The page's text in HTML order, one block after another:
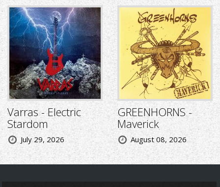
Varras - Electric
Stardom
July 29, 2026
GREENHORNS -
Maverick
August 08, 2026